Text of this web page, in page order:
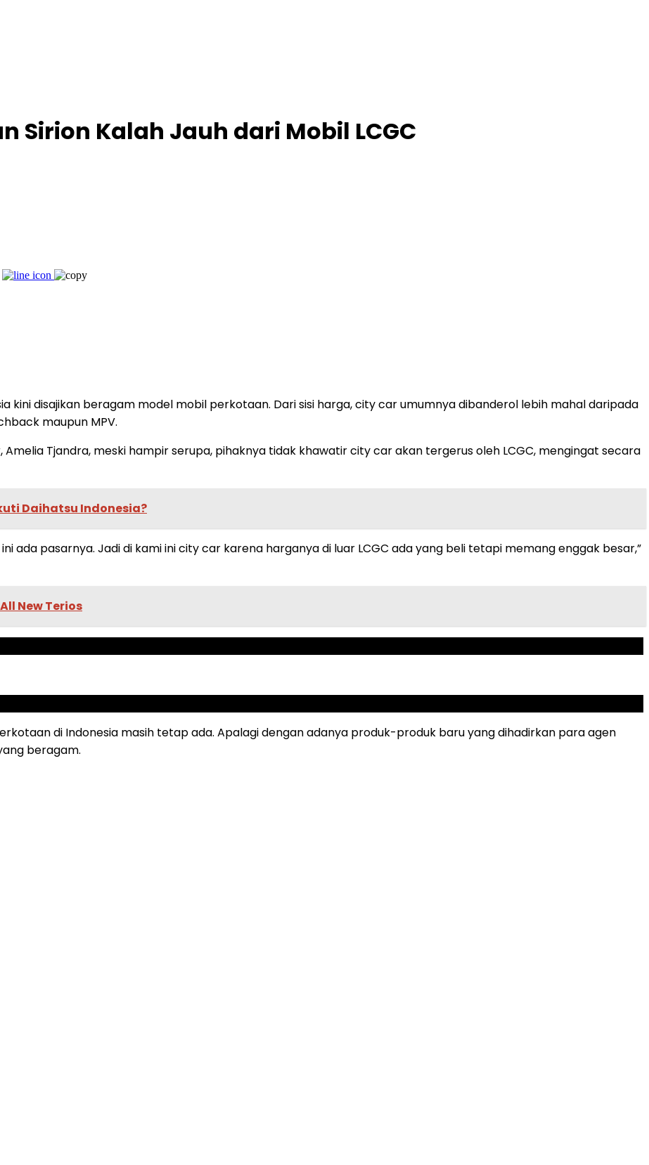
Sirion Kalah Jauh dari Mobil LCGC
kini disajikan beragam model mobil perkotaan. Dari sisi harga, city car umumnya dibanderol lebih mahal daripada
maupun MPV.
Tjandra, meski hampir serupa, pihaknya tidak khawatir city car akan tergerus oleh LCGC, mengingat secara
Daihatsu Indonesia?
ada pasarnya. Jadi di kami ini city car karena harganya di luar LCGC ada yang beli tetapi memang enggak besar,”
New Terios
di Indonesia masih tetap ada. Apalagi dengan adanya produk-produk baru yang dihadirkan para agen
beragam.